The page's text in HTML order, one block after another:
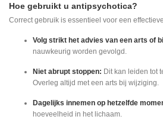
Hoe gebruikt u antipsychotica?
Correct gebruik is essentieel voor een
Volg strikt het advies van een arts of
nauwkeurig worden gevolgd.
Niet abrupt stoppen: Dit kan leiden tot
Overleg altijd met een arts bij wijziging.
Dagelijks innemen op hetzelfde
hoeveelheid in het lichaam.